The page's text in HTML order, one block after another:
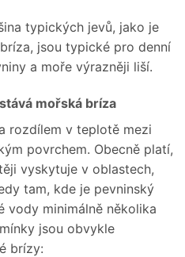
typických jevů, jako je
jsou typické pro denní
a moře výrazněji liší.
mořská bríza
rozdílem v teplotě mezi
povrchem. Obecně platí,
vyskytuje v oblastech,
tam, kde je pevninský
vody minimálně několika
jsou obvykle
brízy: